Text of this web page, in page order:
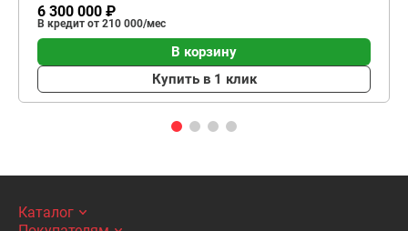
6 300 000 ₽
В кредит от 210 000/мес
В корзину
Купить в 1 клик
Каталог